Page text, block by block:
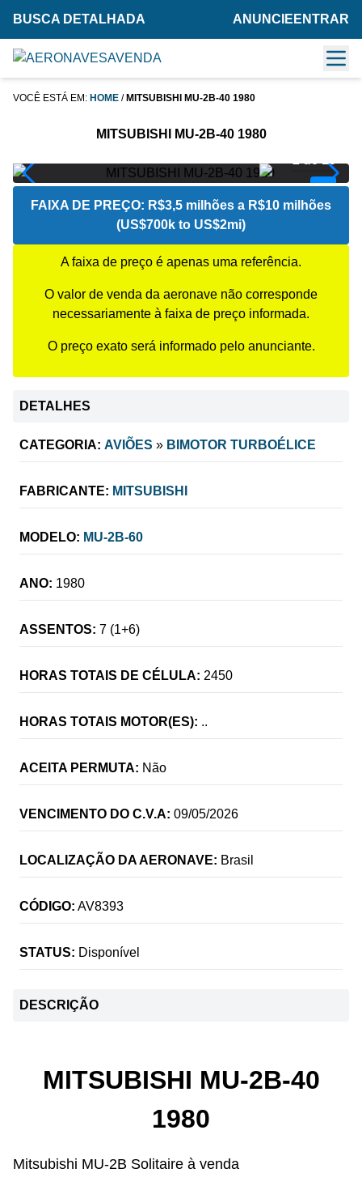
BUSCA DETALHADA ANUNCIE ENTRAR
VOCÊ ESTÁ EM: HOME / MITSUBISHI MU-2B-40 1980
MITSUBISHI MU-2B-40 1980
FAIXA DE PREÇO: R$3,5 milhões a R$10 milhões
(US$700k to US$2mi)
A faixa de preço é apenas uma referência.
O valor de venda da aeronave não corresponde
necessariamente à faixa de preço informada.
O preço exato será informado pelo anunciante.
DETALHES
CATEGORIA: AVIÕES » BIMOTOR TURBOÉLICE
FABRICANTE: MITSUBISHI
MODELO: MU-2B-60
ANO: 1980
ASSENTOS: 7 (1+6)
HORAS TOTAIS DE CÉLULA: 2450
HORAS TOTAIS MOTOR(ES): ..
ACEITA PERMUTA: Não
VENCIMENTO DO C.V.A: 09/05/2026
LOCALIZAÇÃO DA AERONAVE: Brasil
CÓDIGO: AV8393
STATUS: Disponível
DESCRIÇÃO
MITSUBISHI MU-2B-40
1980
Mitsubishi MU-2B Solitaire à venda